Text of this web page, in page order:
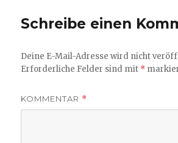
Schreibe einen
Deine E-Mail-Adresse wird nicht
Erforderliche Felder sind mit *
KOMMENTAR *